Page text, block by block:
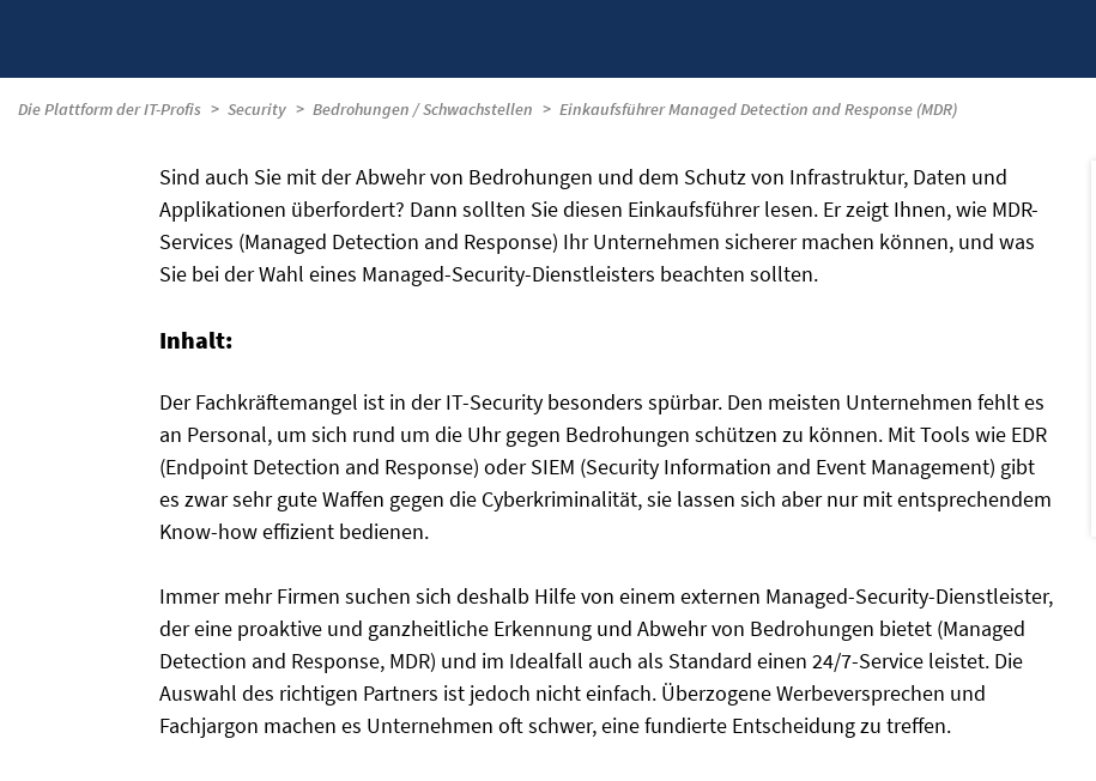
Die Plattform der IT-Profis Security Bedrohungen / Schwachstellen Einkaufsführer Managed Detection and Response (MDR)
Sind auch Sie mit der Abwehr von Bedrohungen und dem Schutz von Infrastruktur, Daten und
Applikationen überfordert? Dann sollten Sie diesen Einkaufsführer lesen. Er zeigt Ihnen, wie MDR-
Services (Managed Detection and Response) Ihr Unternehmen sicherer machen können, und was
Sie bei der Wahl eines Managed-Security-Dienstleisters beachten sollten.
Inhalt:
Der Fachkräftemangel ist in der IT-Security besonders spürbar. Den meisten Unternehmen fehlt es
an Personal, um sich rund um die Uhr gegen Bedrohungen schützen zu können. Mit Tools wie EDR
(Endpoint Detection and Response) oder SIEM (Security Information and Event Management) gibt
es zwar sehr gute Waffen gegen die Cyberkriminalität, sie lassen sich aber nur mit entsprechendem
Know-how effizient bedienen.
Immer mehr Firmen suchen sich deshalb Hilfe von einem externen Managed-Security-Dienstleister,
der eine proaktive und ganzheitliche Erkennung und Abwehr von Bedrohungen bietet (Managed
Detection and Response, MDR) und im Idealfall auch als Standard einen 24/7-Service leistet. Die
Auswahl des richtigen Partners ist jedoch nicht einfach. Überzogene Werbeversprechen und
Fachjargon machen es Unternehmen oft schwer, eine fundierte Entscheidung zu treffen.